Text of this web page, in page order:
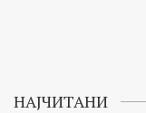
НАЈЧИТАНИ